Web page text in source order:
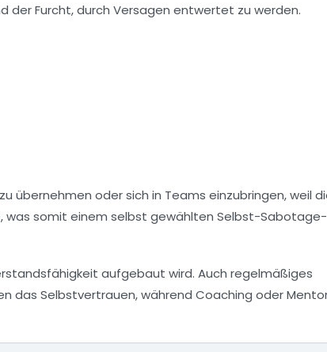
der Furcht, durch Versagen entwertet zu werden.
übernehmen oder sich in Teams einzubringen, weil
was somit einem selbst gewählten Selbst-
aufgebaut wird. Auch regelmäßiges
das Selbstvertrauen, während Coaching oder